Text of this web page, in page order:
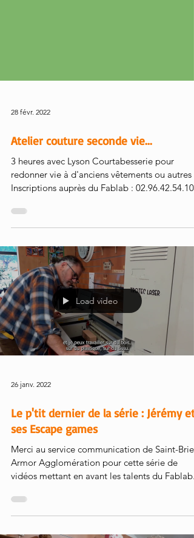
Atelier couture seconde vie...
redonner vie à d'anciens vêtements ou autres :)
Inscriptions auprès du Fablab : 02.96.42.54.10.
Load video
26 janv. 2022
Le p'tit dernier de la série : Jérémy et
ses Escape games
Armor Agglomération pour cette série de
vidéos mettant en avant les talents du Fablab...